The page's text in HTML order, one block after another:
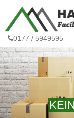
0177 / 5949595